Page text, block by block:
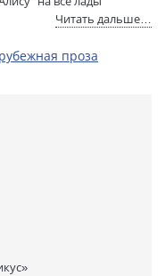
этих текстов
Читать дальше…
проза